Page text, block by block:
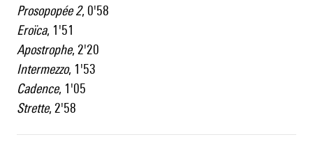
Prosopopée 2, 0'58
Eroïca, 1'51
Apostrophe, 2'20
Intermezzo, 1'53
Cadence, 1'05
Strette, 2'58